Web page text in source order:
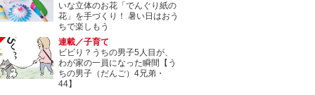
いな立体のお花「でんぐり紙の
花」を手づくり！ 暑い日はおう
ちで楽しもう
連載／子育て
ビビり？うちの男子5人目が、
わが家の一員になった瞬間【う
ちの男子（だんご）4兄弟・
44】